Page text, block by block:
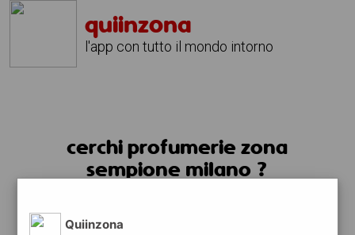
quiinzona
l'app con tutto il mondo intorno
cerchi profumerie zona
sempione milano ?
Quiinzona